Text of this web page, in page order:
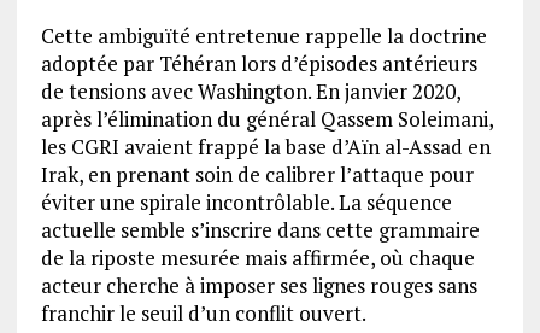
Cette ambiguïté entretenue rappelle la doctrine
adoptée par Téhéran lors d’épisodes antérieurs
de tensions avec Washington. En janvier 2020,
après l’élimination du général Qassem Soleimani,
les CGRI avaient frappé la base d’Aïn al-Assad en
Irak, en prenant soin de calibrer l’attaque pour
éviter une spirale incontrôlable. La séquence
actuelle semble s’inscrire dans cette grammaire
de la riposte mesurée mais affirmée, où chaque
acteur cherche à imposer ses lignes rouges sans
franchir le seuil d’un conflit ouvert.